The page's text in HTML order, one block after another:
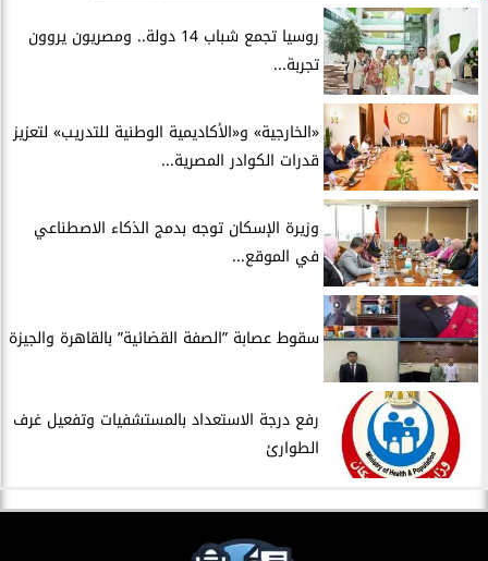
روسيا تجمع شباب 14 دولة.. ومصريون يروون
تجربة...
​«الخارجية» و«الأكاديمية الوطنية للتدريب» لتعزيز
قدرات الكوادر المصرية...
​وزيرة الإسكان توجه بدمج الذكاء الاصطناعي
في الموقع...
سقوط عصابة ”الصفة القضائية” بالقاهرة والجيزة
​رفع درجة الاستعداد بالمستشفيات وتفعيل غرف
الطوارئ